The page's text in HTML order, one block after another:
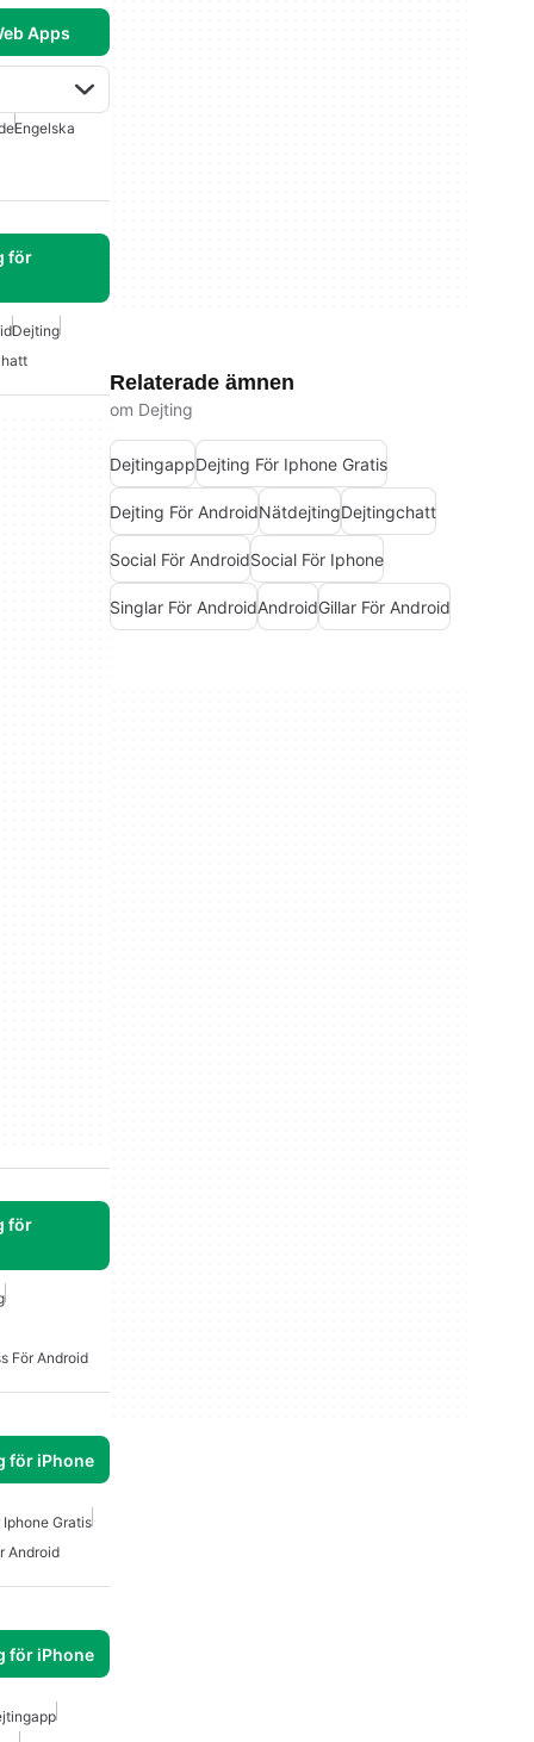
Apps
Engelska
för
Dejting
för
För Android
för iPhone
Gratis
Android
för iPhone
Relaterade ämnen
om Dejting
DejtingappDejting För Iphone Gratis
Dejting För AndroidNätdejtingDejtingchatt
Social För AndroidSocial För Iphone
Singlar För AndroidAndroidGillar För Android